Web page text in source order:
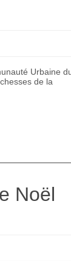
Urbaine
de la
Noël